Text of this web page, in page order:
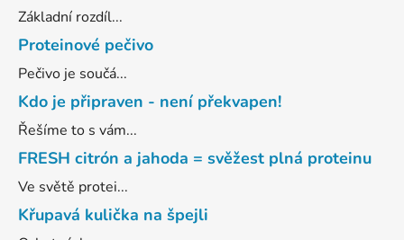
Základní rozdíl...
Proteinové pečivo
Pečivo je součá...
Kdo je připraven - není překvapen!
Řešíme to s vám...
FRESH citrón a jahoda = svěžest plná proteinu
Ve světě protei...
Křupavá kulička na špejli